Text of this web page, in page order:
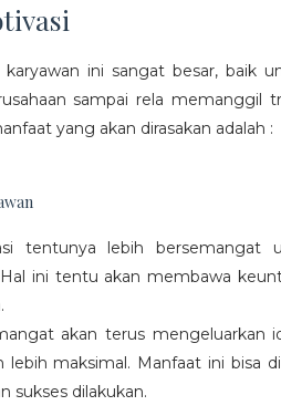
ini sangat besar, baik
sampai rela
yang akan dirasakan adalah :
tentunya lebih bersemangat
ini tentu akan membawa
akan terus mengeluarkan
lebih maksimal. Manfaat ini bisa
sukses dilakukan.